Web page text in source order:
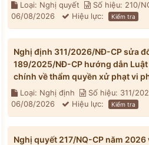
Loại: Nghị quyết Số hiệu: 210/
06/08/2026
Hiệu lực: Kiểm tra
Nghị định 311/2026/NĐ-CP sửa
189/2025/NĐ-CP hướng dẫn
chính về thẩm quyền xử phạt vi
Loại: Nghị định Số hiệu: 311/
06/08/2026
Hiệu lực: Kiểm tra
Nghị quyết 217/NQ-CP năm